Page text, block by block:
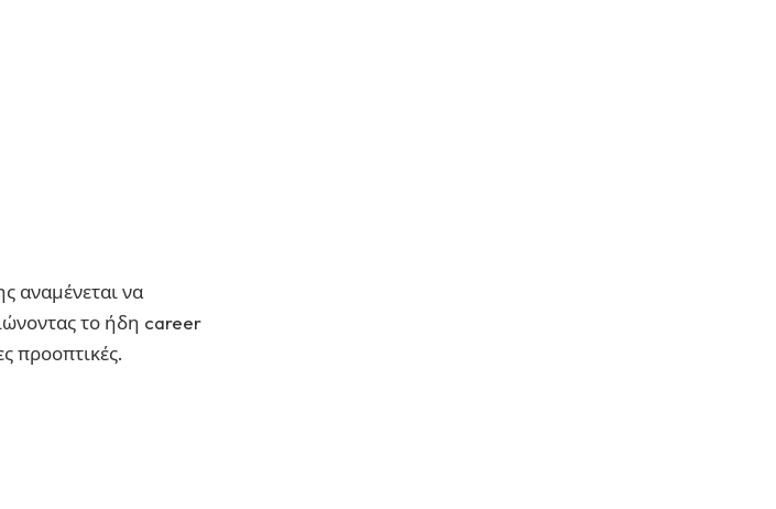
αναμένεται να
το ήδη career
προοπτικές.